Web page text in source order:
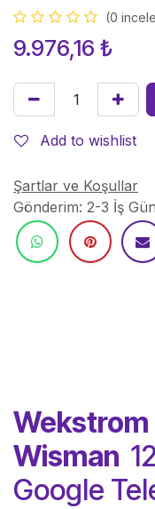
(0
9.976,16 ₺
Add to wishlist
Şartlar ve Koşullar
Gönderim: 2-3 İş
Wekstrom
Wisman
Google